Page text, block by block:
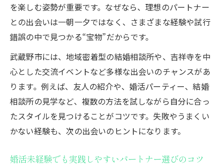
を楽しむ姿勢が重要です。なぜなら、理想のパートナー
との出会いは一朝一夕ではなく、さまざまな経験や試行
錯誤の中で見つかる“宝物”だからです。
武蔵野市には、地域密着型の結婚相談所や、吉祥寺を中
心とした交流イベントなど多様な出会いのチャンスがあ
ります。例えば、友人の紹介や、婚活パーティー、結婚
相談所の見学など、複数の方法を試しながら自分に合っ
たスタイルを見つけることがコツです。失敗やうまくい
かない経験も、次の出会いのヒントになります。
婚活未経験でも実践しやすいパートナー選びのコツ